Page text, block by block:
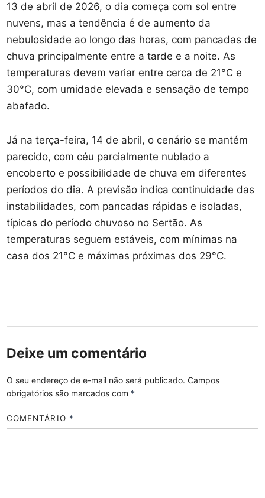
13 de abril de 2026, o dia começa com sol entre
nuvens, mas a tendência é de aumento da
nebulosidade ao longo das horas, com pancadas de
chuva principalmente entre a tarde e a noite. As
temperaturas devem variar entre cerca de 21°C e
30°C, com umidade elevada e sensação de tempo
abafado.
Já na terça-feira, 14 de abril, o cenário se mantém
parecido, com céu parcialmente nublado a
encoberto e possibilidade de chuva em diferentes
períodos do dia. A previsão indica continuidade das
instabilidades, com pancadas rápidas e isoladas,
típicas do período chuvoso no Sertão. As
temperaturas seguem estáveis, com mínimas na
casa dos 21°C e máximas próximas dos 29°C.
Deixe um comentário
O seu endereço de e-mail não será publicado. Campos
obrigatórios são marcados com *
COMENTÁRIO *